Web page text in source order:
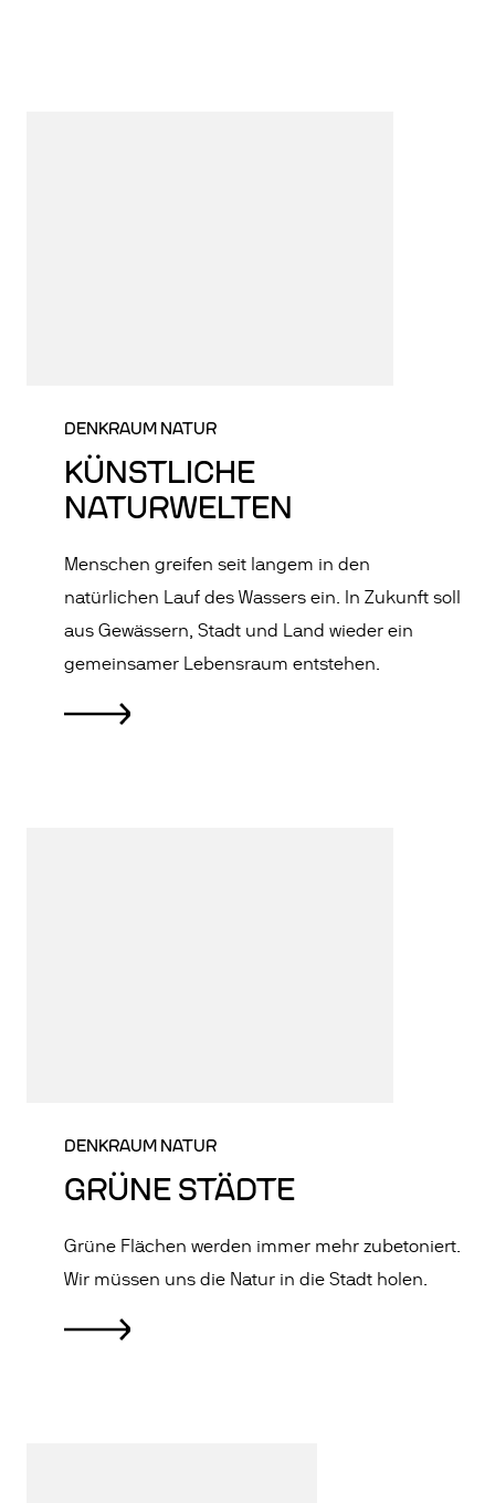
DENKRAUM NATUR
KÜNSTLICHE
NATURWELTEN
Menschen greifen seit langem in den
natürlichen Lauf des Wassers ein. In Zukunft soll
aus Gewässern, Stadt und Land wieder ein
gemeinsamer Lebensraum entstehen.
DENKRAUM NATUR
GRÜNE STÄDTE
Grüne Flächen werden immer mehr zubetoniert.
Wir müssen uns die Natur in die Stadt holen.